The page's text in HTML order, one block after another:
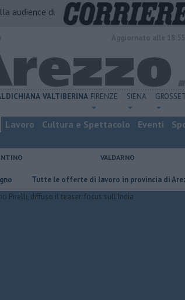
audience di
VALTIBERINA FIRENZE SIENA
Lavoro Cultura e Spettacolo Eventi
VALDARNO
​Tutte le offerte di lavoro in provincia di Arezzo